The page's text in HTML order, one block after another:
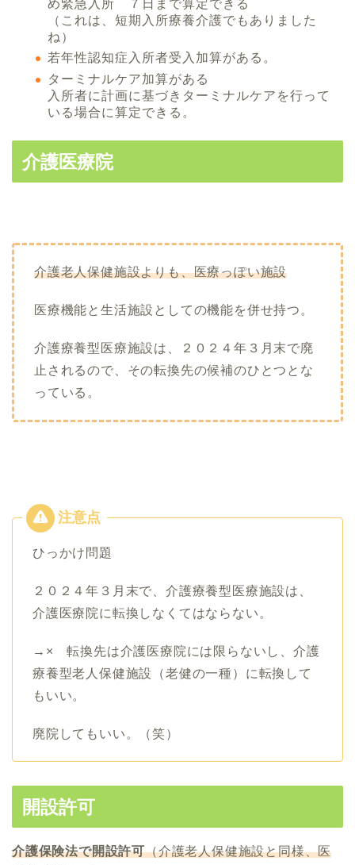
め緊急入所 ７日まで算定できる
（これは、短期入所療養介護でもありました
ね）
若年性認知症入所者受入加算がある。
ターミナルケア加算がある
入所者に計画に基づきターミナルケアを行って
いる場合に算定できる。
介護医療院
介護老人保健施設よりも、医療っぽい施設
医療機能と生活施設としての機能を併せ持つ。
介護療養型医療施設は、２０２４年３月末で廃
止されるので、その転換先の候補のひとつとな
っている。
ひっかけ問題
２０２４年３月末で、介護療養型医療施設は、
介護医療院に転換しなくてはならない。
→× 転換先は介護医療院には限らないし、介護
療養型老人保健施設（老健の一種）に転換して
もいい。
廃院してもいい。（笑）
開設許可
介護保険法で開設許可（介護老人保健施設と同様、医